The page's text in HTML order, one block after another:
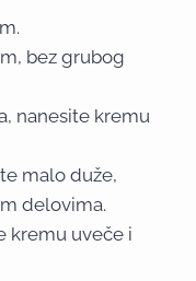
bez grubog
nanesite kremu
malo duže,
delovima.
kremu uveče i